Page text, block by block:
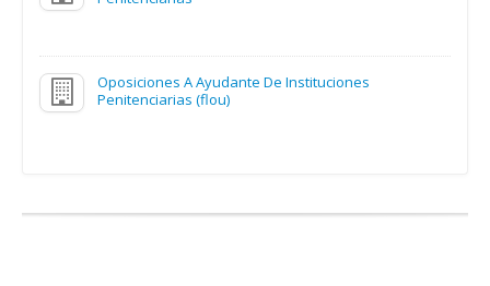
SOLICITA MÁS INFORMACIÓN
Acceso a todas las clases en vídeo
Oposiciones A Ayudante De Instituciones
Penitenciarias (flou)